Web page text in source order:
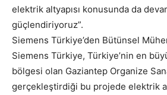
elektrik altyapısı konusunda da
güçlendiriyoruz”.
Siemens Türkiye’den Bütünsel
Siemens Türkiye, Türkiye’nin en
bölgesi olan Gaziantep Organize
gerçekleştirdiği bu projede elektrik